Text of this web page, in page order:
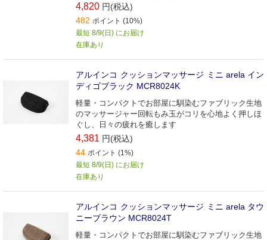
4,820 円(税込)
482 ポイント (10%)
最短 8/9(日) にお届け
在庫あり
アルインコ クッションマッサージ ミニ arela イン
ディゴブラック MCR8024K
軽量・コンパクトでお部屋に馴染むファブリック生地
のマッサージャー回転もみ玉がコリを心地よく押しほ
ぐし、日々の疲れを癒します
4,381 円(税込)
44 ポイント (1%)
最短 8/9(日) にお届け
在庫あり
アルインコ クッションマッサージ ミニ arela タウ
ニーブラウン MCR8024T
軽量・コンパクトでお部屋に馴染むファブリック生地